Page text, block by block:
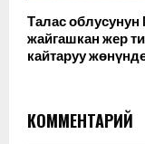
Талас
жайгашкан жер
кайтаруу
КОММЕНТАРИЙ